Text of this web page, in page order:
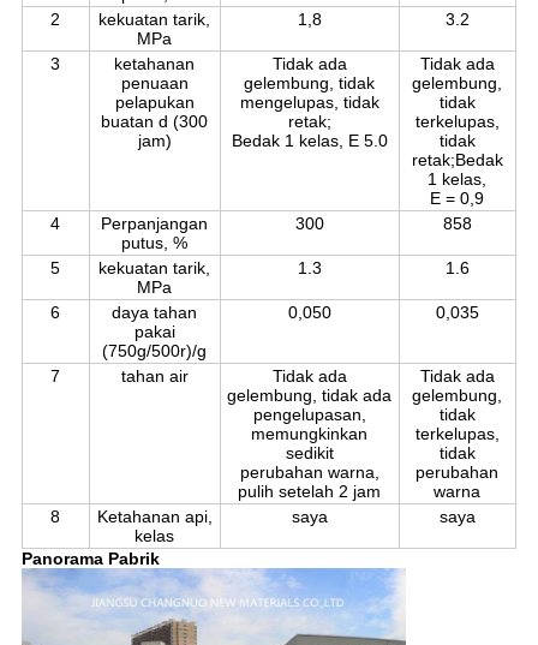
2
kekuatan tarik,
MPa
1,8 3.2
3
ketahanan
penuaan
pelapukan
buatan d (300
jam)
Tidak ada
gelembung, tidak
mengelupas, tidak
retak;
Bedak 1 kelas, E 5.0
Tidak ada
gelembung,
tidak
terkelupas,
tidak
retak;Bedak
1 kelas,
E = 0,9
4
Perpanjangan
putus, %
300 858
5
kekuatan tarik,
MPa
1.3 1.6
6
daya tahan
pakai
(750g/500r)/g
0,050 0,035
7 tahan air
Tidak ada
gelembung, tidak ada
pengelupasan,
memungkinkan
sedikit
perubahan warna,
pulih setelah 2 jam
Tidak ada
gelembung,
tidak
terkelupas,
tidak
perubahan
warna
8
Ketahanan api,
kelas
saya saya
Panorama Pabrik